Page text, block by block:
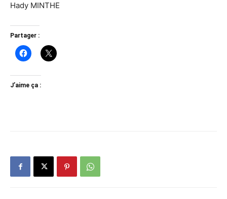
Hady MINTHE
Partager :
J’aime ça :